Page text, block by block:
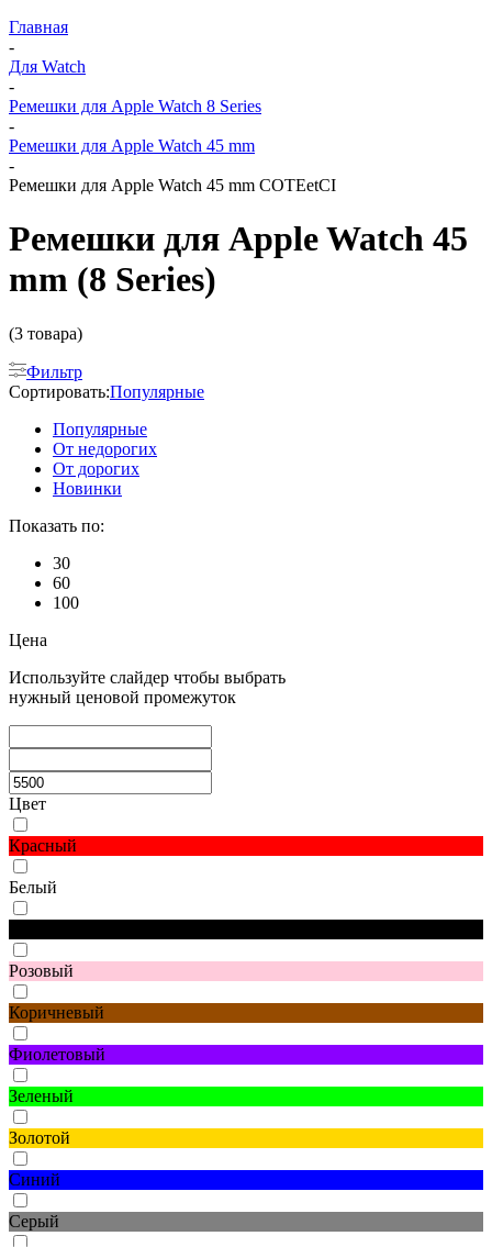
Главная
-
Для Watch
-
Ремешки для Apple Watch 8 Series
-
Ремешки для Apple Watch 45 mm
-
Ремешки для Apple Watch 45 mm COTEetCI
Ремешки для Apple Watch 45
mm (8 Series)
(3 товара)
Фильтр
Сортировать:Популярные
Популярные
От недорогих
От дорогих
Новинки
Показать по:
30
60
100
Цена
Используйте слайдер чтобы выбрать
нужный ценовой промежуток
Цвет
Красный
Белый
Розовый
Коричневый
Фиолетовый
Зеленый
Золотой
Синий
Серый